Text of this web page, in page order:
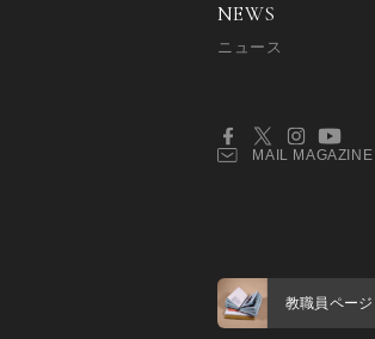
NEWS
ニュース
MAIL MAGAZINE
教職員ページ